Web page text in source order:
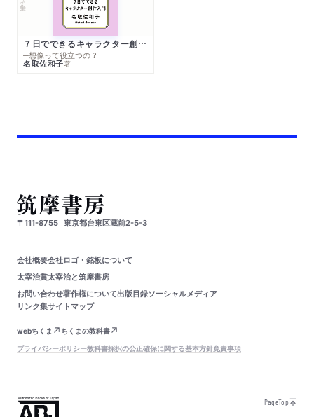
７日でできるキャラクター創作入門
─想像って役立つの？
名取佐和子著
〒111-8755 東京都台東区蔵前2-5-3
会社概要会社ロゴ・銘板について
太宰治賞太宰治と筑摩書房
お問い合わせ著作権について出版目録ソーシャルメディア
リンク集サイトマップ
webちくま
ちくまの教科書
プライバシーポリシー教科書採択の公正確保に関する基本方針免責事項
PageTop